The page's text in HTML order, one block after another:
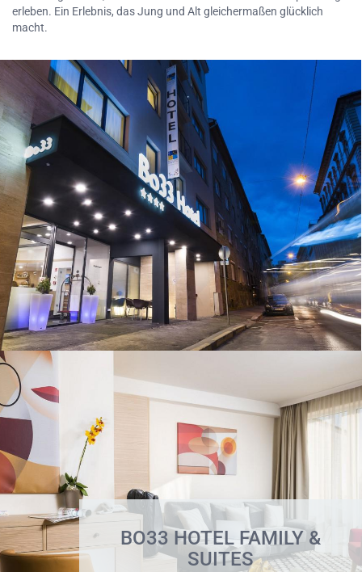
erleben. Ein Erlebnis, das Jung und Alt gleichermaßen glücklich
macht.
BO33 HOTEL FAMILY &
SUITES